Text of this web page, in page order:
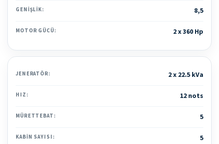
GENIŞLIK: 8,5
MOTOR GÜCÜ: 2 x 360 Hp
JENERATÖR: 2 x 22.5 kVa
HIZ: 12 nots
MÜRETTEBAT: 5
KABIN SAYISI: 5